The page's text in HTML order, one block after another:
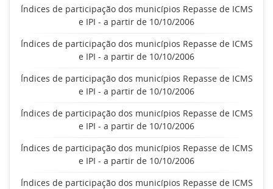
Índices de participação dos municípios Repasse de ICMS
e IPI - a partir de 10/10/2006
Índices de participação dos municípios Repasse de ICMS
e IPI - a partir de 10/10/2006
Índices de participação dos municípios Repasse de ICMS
e IPI - a partir de 10/10/2006
Índices de participação dos municípios Repasse de ICMS
e IPI - a partir de 10/10/2006
Índices de participação dos municípios Repasse de ICMS
e IPI - a partir de 10/10/2006
Índices de participação dos municípios Repasse de ICMS